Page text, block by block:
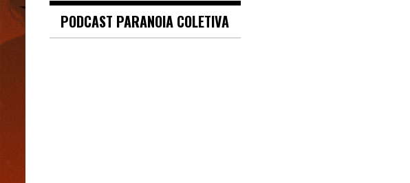
PODCAST PARANOIA COLETIVA